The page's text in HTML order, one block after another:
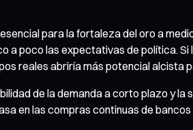
para la fortaleza del oro a
a poco las expectativas de política.
reales abriría más potencial alcista
de la demanda a corto plazo y la
en las compras continuas de